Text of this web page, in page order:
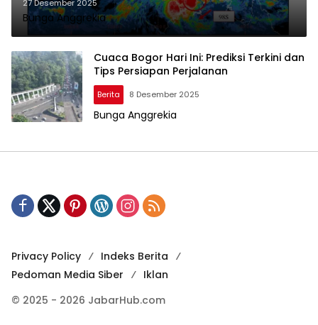
27 Desember 2025
Bunga Anggrekia
Cuaca Bogor Hari Ini: Prediksi Terkini dan
Tips Persiapan Perjalanan
Berita 8 Desember 2025
Bunga Anggrekia
Privacy Policy
Indeks Berita
Pedoman Media Siber
Iklan
© 2025 - 2026 JabarHub.com